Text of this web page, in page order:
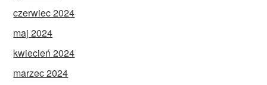
czerwiec 2024
maj 2024
kwiecień 2024
marzec 2024